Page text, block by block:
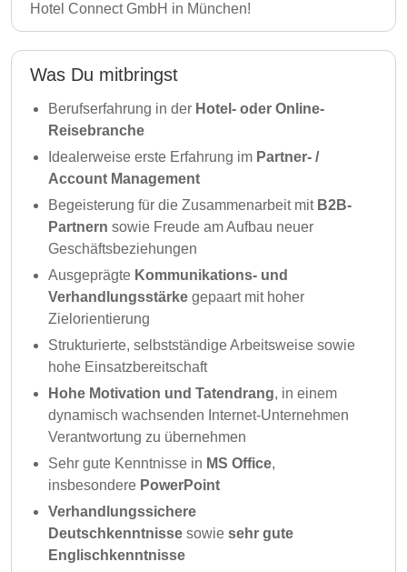
Hotel Connect GmbH in München!
Was Du mitbringst
Berufserfahrung in der Hotel- oder Online-
Reisebranche
Idealerweise erste Erfahrung im Partner- /
Account Management
Begeisterung für die Zusammenarbeit mit B2B-
Partnern sowie Freude am Aufbau neuer
Geschäftsbeziehungen
Ausgeprägte Kommunikations- und
Verhandlungsstärke gepaart mit hoher
Zielorientierung
Strukturierte, selbstständige Arbeitsweise sowie
hohe Einsatzbereitschaft
Hohe Motivation und Tatendrang, in einem
dynamisch wachsenden Internet-Unternehmen
Verantwortung zu übernehmen
Sehr gute Kenntnisse in MS Office,
insbesondere PowerPoint
Verhandlungssichere
Deutschkenntnisse sowie sehr gute
Englischkenntnisse